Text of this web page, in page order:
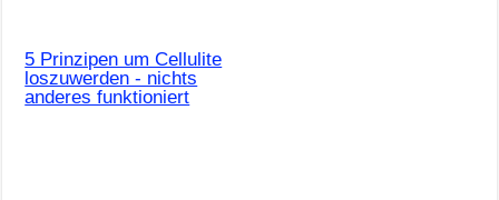
5 Prinzipen um Cellulite
loszuwerden - nichts
anderes funktioniert